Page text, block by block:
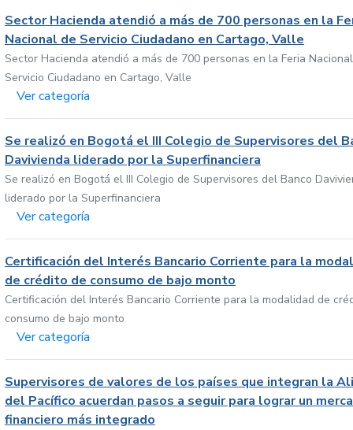
Sector Hacienda atendió a más de 700 personas en la
Nacional de Servicio Ciudadano en Cartago, Valle
Sector Hacienda atendió a más de 700 personas en la Feria
Servicio Ciudadano en Cartago, Valle
Ver categoría
Se realizó en Bogotá el III Colegio de Supervisores del
Davivienda liderado por la Superfinanciera
Se realizó en Bogotá el III Colegio de Supervisores del Banco
liderado por la Superfinanciera
Ver categoría
Certificación del Interés Bancario Corriente para la
de crédito de consumo de bajo monto
Certificación del Interés Bancario Corriente para la modalidad de
consumo de bajo monto
Ver categoría
Supervisores de valores de los países que integran la
del Pacífico acuerdan pasos a seguir para lograr un
financiero más integrado